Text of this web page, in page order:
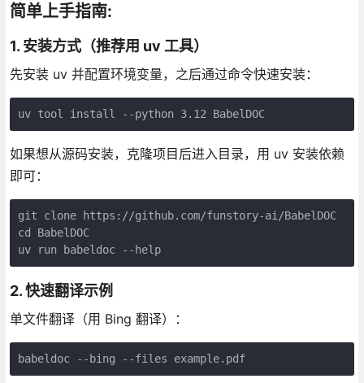
简单上手指南:
1. 安装方式（推荐用 uv 工具）
先安装 uv 并配置环境变量，之后通过命令快速安装：
uv tool install --python 3.12 BabelDOC
如果想从源码安装，克隆项目后进入目录，用 uv 安装依赖
即可：
git clone https://github.com/funstory-ai/BabelDOC
cd BabelDOC
uv run babeldoc --help
2. 快速翻译示例
单文件翻译（用 Bing 翻译）：
babeldoc --bing --files example.pdf